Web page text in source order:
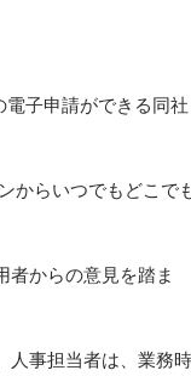
子申請ができる同社
からいつでもどこで
からの意見を踏ま
人事担当者は、業務時